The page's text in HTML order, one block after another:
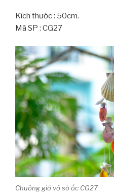
Kích thước : 50cm.
Mã SP : CG27
Chuông gió vỏ sò ốc CG27